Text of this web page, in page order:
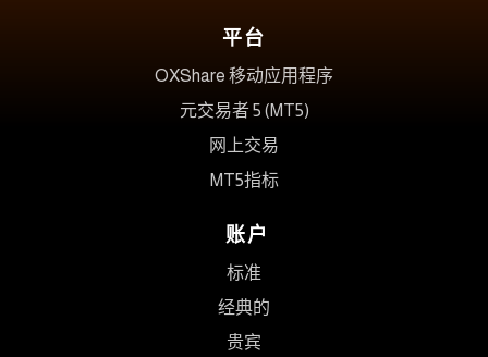
平台
OXShare 移动应用程序
元交易者 5 (MT5)
网上交易
MT5指标
账户
标准
经典的
贵宾